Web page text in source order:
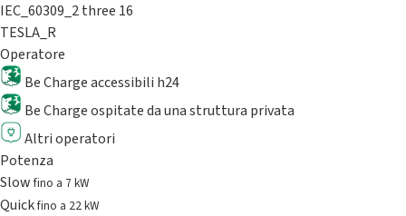
IEC_60309_2 three 16
TESLA_R
Operatore
Be Charge accessibili h24
Be Charge ospitate da una struttura privata
Altri operatori
Potenza
Slowfino a 7 kW
Quickfino a 22 kW